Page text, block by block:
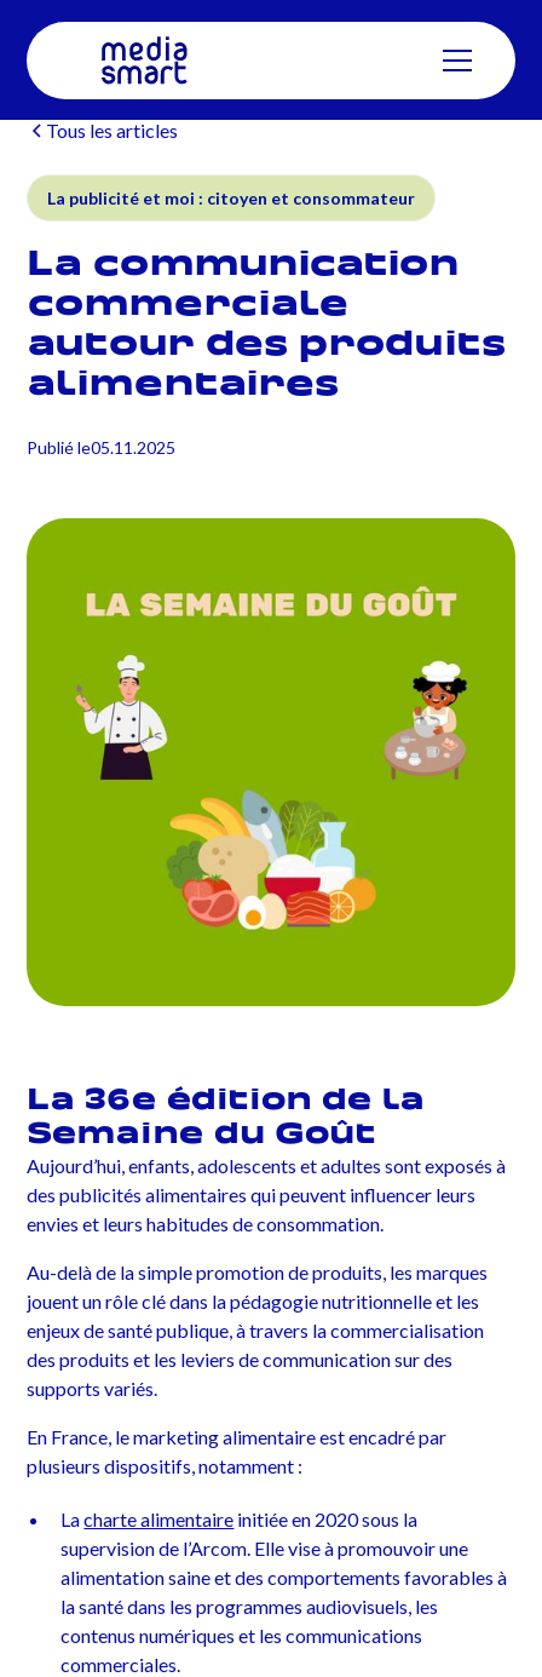
Tous les articles
La publicité et moi : citoyen et consommateur
La communication
commerciale
autour des produits
alimentaires
Publié le05.11.2025
La 36e édition de la
Semaine du Goût
Aujourd’hui, enfants, adolescents et adultes sont exposés à
des publicités alimentaires qui peuvent influencer leurs
envies et leurs habitudes de consommation.
Au-delà de la simple promotion de produits, les marques
jouent un rôle clé dans la pédagogie nutritionnelle et les
enjeux de santé publique, à travers la commercialisation
des produits et les leviers de communication sur des
supports variés.
En France, le marketing alimentaire est encadré par
plusieurs dispositifs, notamment :
Lacharte alimentaire initiée en 2020 sous la
supervision de l’Arcom. Elle vise à promouvoir une
alimentation saine et des comportements favorables à
la santé dans les programmes audiovisuels, les
contenus numériques et les communications
commerciales.